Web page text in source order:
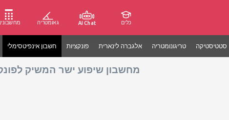
גאומטריה AI Chat כלים
חשבון אינפיטסימלי פונקציות אלגברה לינארית טריגונומטריה סטטיסטיקה
מחשבון שיפוע ישר המשיק